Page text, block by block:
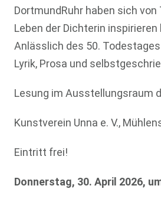
DortmundRuhr haben sich von
Leben der Dichterin inspirieren
Anlässlich des 50.
Lyrik, Prosa und
Lesung im Ausstellungsraum
Kunstverein Unna e. V.,
Eintritt frei!
Donnerstag, 30. April 2026,